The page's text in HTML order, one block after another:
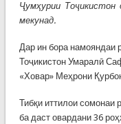
Ҷумҳурии Тоҷикистон
мекунад.
Дар ин бора намояндаи
Тоҷикистон Умаралӣ
«Ховар» Меҳрони
Тибқи иттилои сомонаи
ба даст овардани 36